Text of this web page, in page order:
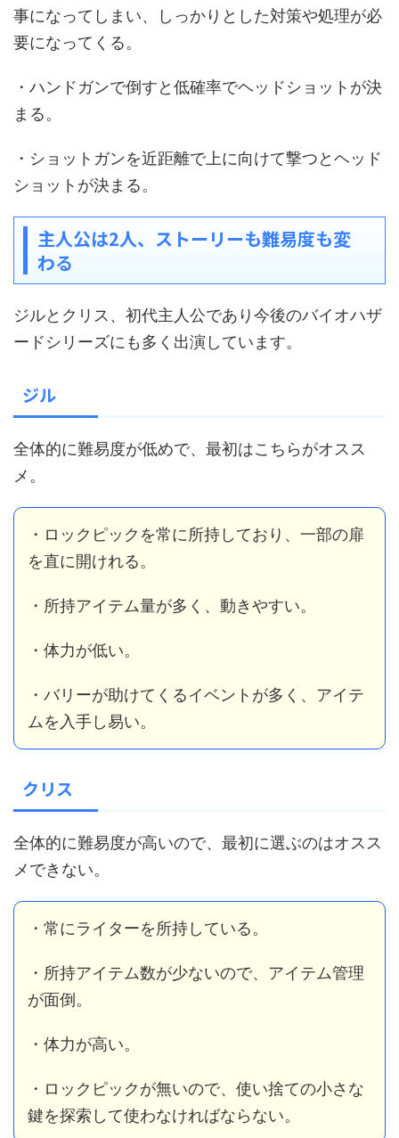
事になってしまい、しっかりとした対策や処理が必
要になってくる。
・ハンドガンで倒すと低確率でヘッドショットが決
まる。
・ショットガンを近距離で上に向けて撃つとヘッド
ショットが決まる。
主人公は2人、ストーリーも難易度も変
わる
ジルとクリス、初代主人公であり今後のバイオハザ
ードシリーズにも多く出演しています。
ジル
全体的に難易度が低めで、最初はこちらがオスス
メ。
・ロックピックを常に所持しており、一部の扉
を直に開けれる。
・所持アイテム量が多く、動きやすい。
・体力が低い。
・バリーが助けてくるイベントが多く、アイテ
ムを入手し易い。
クリス
全体的に難易度が高いので、最初に選ぶのはオスス
メできない。
・常にライターを所持している。
・所持アイテム数が少ないので、アイテム管理
が面倒。
・体力が高い。
・ロックピックが無いので、使い捨ての小さな
鍵を探索して使わなければならない。